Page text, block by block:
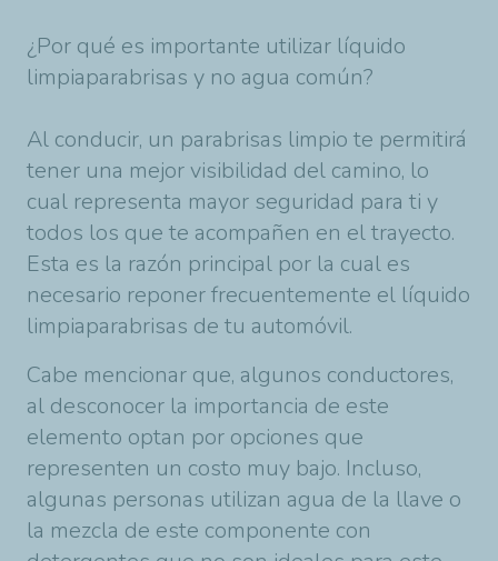
¿Por qué es importante utilizar líquido
limpiaparabrisas y no agua común?
Al conducir, un parabrisas limpio te permitirá
tener una mejor visibilidad del camino, lo
cual representa mayor seguridad para ti y
todos los que te acompañen en el trayecto.
Esta es la razón principal por la cual es
necesario reponer frecuentemente el líquido
limpiaparabrisas de tu automóvil.
Cabe mencionar que, algunos conductores,
al desconocer la importancia de este
elemento optan por opciones que
representen un costo muy bajo. Incluso,
algunas personas utilizan agua de la llave o
la mezcla de este componente con